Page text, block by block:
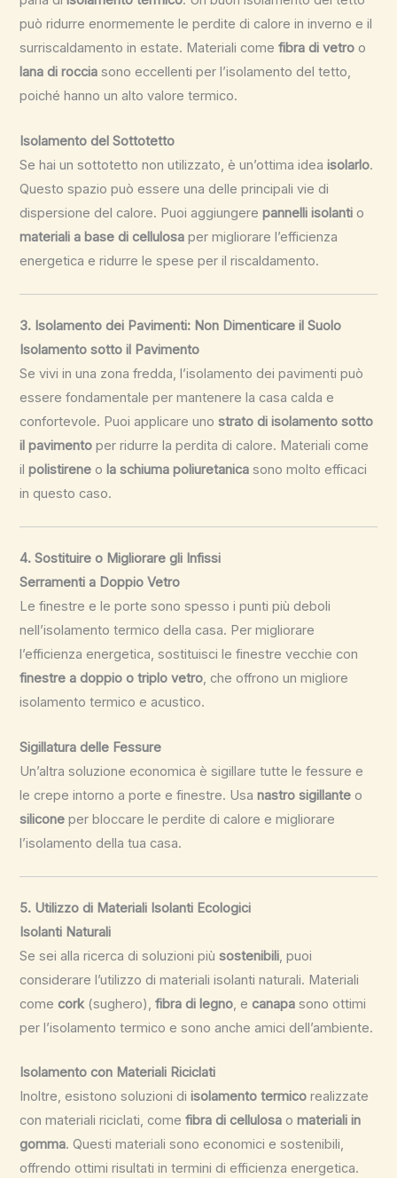
può ridurre enormemente le perdite di calore in inverno e il
surriscaldamento in estate. Materiali comefibra di vetro o
lana di roccia sono eccellenti per l’isolamento del tetto,
poiché hanno un alto valore termico.
Isolamento del Sottotetto
Se hai un sottotetto non utilizzato, è un’ottima ideaisolarlo.
Questo spazio può essere una delle principali vie di
dispersione del calore. Puoi aggiungerepannelli isolanti o
materiali a base di cellulosa per migliorare l’efficienza
energetica e ridurre le spese per il riscaldamento.
3. Isolamento dei Pavimenti: Non Dimenticare il Suolo
Isolamento sotto il Pavimento
Se vivi in una zona fredda, l’isolamento dei pavimenti può
essere fondamentale per mantenere la casa calda e
confortevole. Puoi applicare unostrato di isolamento sotto
il pavimento per ridurre la perdita di calore. Materiali come
ilpolistirene o la schiuma poliuretanica sono molto efficaci
in questo caso.
4. Sostituire o Migliorare gli Infissi
Serramenti a Doppio Vetro
Le finestre e le porte sono spesso i punti più deboli
nell’isolamento termico della casa. Per migliorare
l’efficienza energetica, sostituisci le finestre vecchie con
finestre a doppio o triplo vetro, che offrono un migliore
isolamento termico e acustico.
Sigillatura delle Fessure
Un’altra soluzione economica è sigillare tutte le fessure e
le crepe intorno a porte e finestre. Usanastro sigillante o
silicone per bloccare le perdite di calore e migliorare
l’isolamento della tua casa.
5. Utilizzo di Materiali Isolanti Ecologici
Isolanti Naturali
Se sei alla ricerca di soluzioni piùsostenibili, puoi
considerare l’utilizzo di materiali isolanti naturali. Materiali
comecork(sughero),fibra di legno, ecanapa sono ottimi
per l’isolamento termico e sono anche amici dell’ambiente.
Isolamento con Materiali Riciclati
Inoltre, esistono soluzioni diisolamento termico realizzate
con materiali riciclati, comefibra di cellulosa omateriali in
gomma. Questi materiali sono economici e sostenibili,
offrendo ottimi risultati in termini di efficienza energetica.